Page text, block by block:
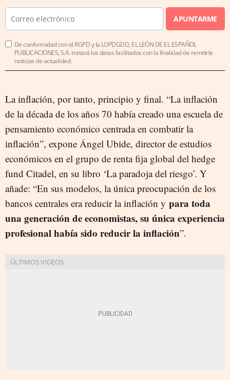
APUNTARME
De conformidad con el RGPD y la LOPDGDD, EL LEÓN DE EL ESPAÑOL
PUBLICACIONES, S.A. tratará los datos facilitados con la finalidad de remitirle
noticias de actualidad.
La inflación, por tanto, principio y final. “La inflación
de la década de los años 70 había creado una escuela de
pensamiento económico centrada en combatir la
inflación”, expone Ángel Ubide, director de estudios
económicos en el grupo de renta fija global del hedge
fund Citadel, en su libro ‘La paradoja del riesgo’. Y
añade: “En sus modelos, la única preocupación de los
bancos centrales era reducir la inflación y para toda
una generación de economistas, su única experiencia
profesional había sido reducir la inflación”.